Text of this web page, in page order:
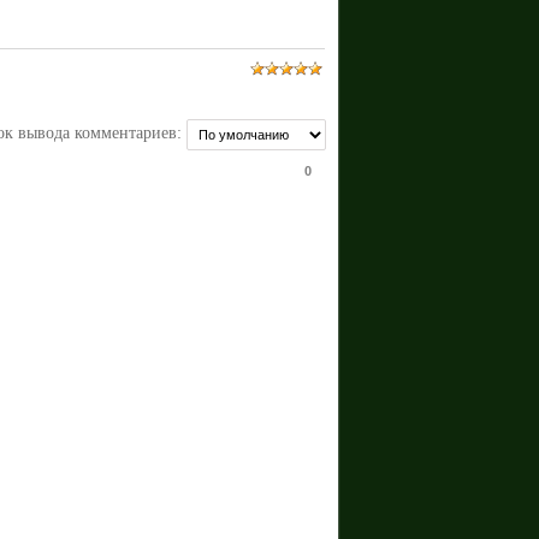
вывода комментариев:
0